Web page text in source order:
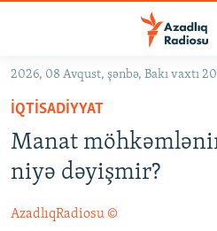
Əsas
qayıt
Əsas
naviqasiyaya
qayıt
Axtarışa
GÜNDƏM
KORRUPSIOMETR
#ƏSLINDƏ
FƏRQƏ BAX
2026, 08 Avqust, şənbə, Bakı vaxtı
İQTISADIYYAT
Manat
niyə dəyişmir?
AzadlıqRadiosu ©